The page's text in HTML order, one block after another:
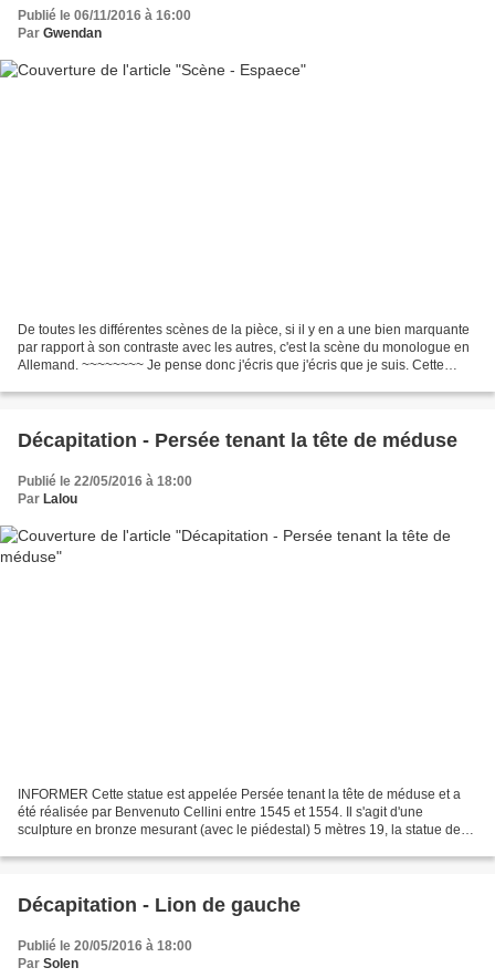
Publié le 06/11/2016 à 16:00
Par Gwendan
De toutes les différentes scènes de la pièce, si il y en a une bien marquante
par rapport à son contraste avec les autres, c'est la scène du monologue en
Allemand. ~~~~~~~~ Je pense donc j'écris que j'écris que je suis. Cette
Décapitation - Persée tenant la tête de méduse
Publié le 22/05/2016 à 18:00
Par Lalou
INFORMER Cette statue est appelée Persée tenant la tête de méduse et a
été réalisée par Benvenuto Cellini entre 1545 et 1554. Il s'agit d'une
sculpture en bronze mesurant (avec le piédestal) 5 mètres 19, la statue de
Décapitation - Lion de gauche
Publié le 20/05/2016 à 18:00
Par Solen